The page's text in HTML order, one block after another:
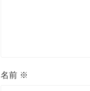
名前 ※